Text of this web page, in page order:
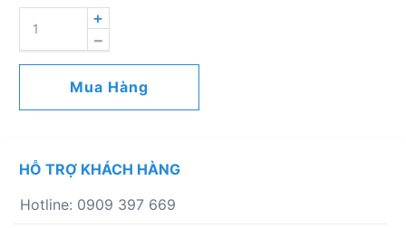
TRAP
J7X-
Mua Hàng
HỖ TRỢ KHÁCH HÀNG
Hotline: 0909 397 669